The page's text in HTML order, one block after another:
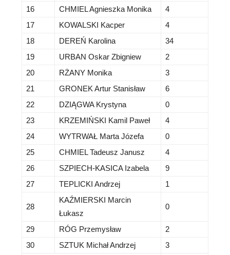
16
CHMIEL Agnieszka Monika
4
17
KOWALSKI Kacper
4
18
DEREŃ Karolina
34
19
URBAN Oskar Zbigniew
2
20
RŻANY Monika
3
21
GRONEK Artur Stanisław
6
22
DZIĄGWA Krystyna
0
23
KRZEMIŃSKI Kamil Paweł
4
24
WYTRWAŁ Marta Józefa
0
25
CHMIEL Tadeusz Janusz
4
26
SZPIECH-KASICA Izabela
9
27
TEPLICKI Andrzej 1
28
KAŹMIERSKI Marcin
Łukasz
0
29 RÓG Przemysław
2
30
SZTUK Michał Andrzej
3